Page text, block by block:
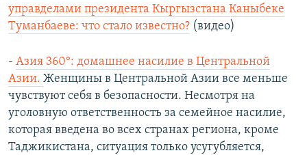
управделами президента Кыргызстана Каныбеке
Туманбаеве: что стало известно? (видео)
- Азия 360°: домашнее насилие в Центральной
Азии. Женщины в Центральной Азии все меньше
чувствуют себя в безопасности. Несмотря на
уголовную ответственность за семейное насилие,
которая введена во всех странах региона, кроме
Таджикистана, ситуация только усугубляется,